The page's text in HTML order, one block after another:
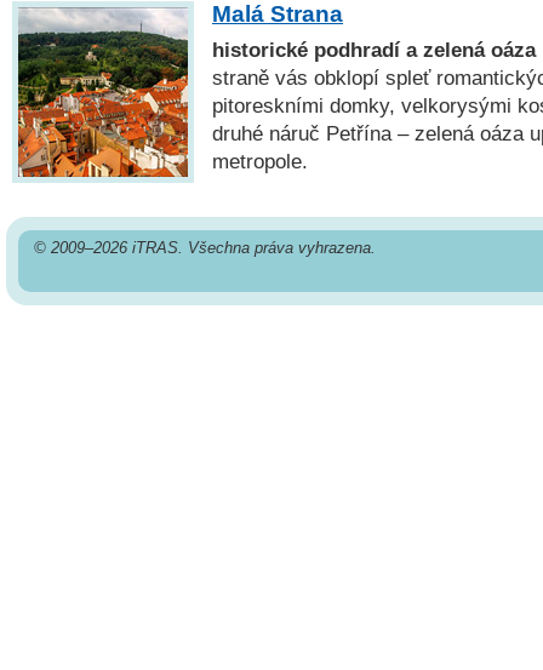
Malá Strana
historické podhradí a zelená oáza
straně vás obklopí spleť
pitoreskními domky, velkorysými
druhé náruč Petřína – zelená oáza
metropole.
© 2009–2026 iTRAS. Všechna práva vyhrazena.